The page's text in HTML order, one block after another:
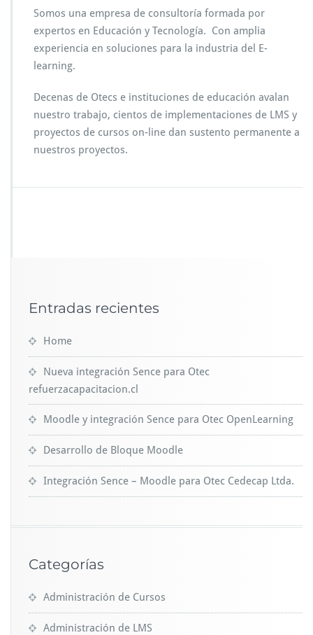
Somos una empresa de consultoría formada por
expertos en Educación y Tecnología. Con amplia
experiencia en soluciones para la industria del E-
learning.
Decenas de Otecs e instituciones de educación avalan
nuestro trabajo, cientos de implementaciones de LMS y
proyectos de cursos on-line dan sustento permanente a
nuestros proyectos.
Entradas recientes
Home
Nueva integración Sence para Otec
refuerzacapacitacion.cl
Moodle y integración Sence para Otec OpenLearning
Desarrollo de Bloque Moodle
Integración Sence – Moodle para Otec Cedecap Ltda.
Categorías
Administración de Cursos
Administración de LMS